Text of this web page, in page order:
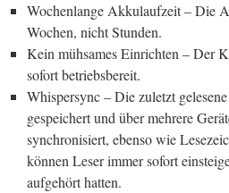
Wochenlange Akkulaufzeit – Die
Wochen, nicht Stunden.
Kein mühsames Einrichten – Der
sofort betriebsbereit.
Whispersync – Die zuletzt
gespeichert und über mehrere
synchronisiert, ebenso wie
können Leser immer sofort
aufgehört hatten.